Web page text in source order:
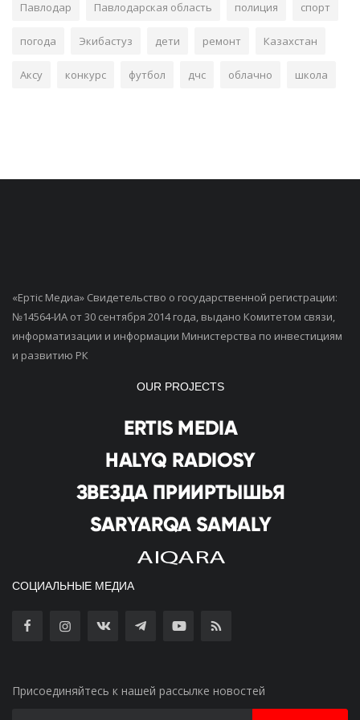
Павлодар Павлодарская область полиция спорт
погода Экибастуз дети ремонт Казахстан
Аксу конкурс футбол дчс облачно школа
«Ертiс Медиа» Свидетельство о государственной регистрации:
№14564-ИА от 30 сентября 2014 года, выдано Комитетом связи,
информатизации и информации Министерства по инвестициям
и развитию РК
OUR PROJECTS
СОЦИАЛЬНЫЕ МЕДИА
Присоединяйтесь к нашей рассылке новостей